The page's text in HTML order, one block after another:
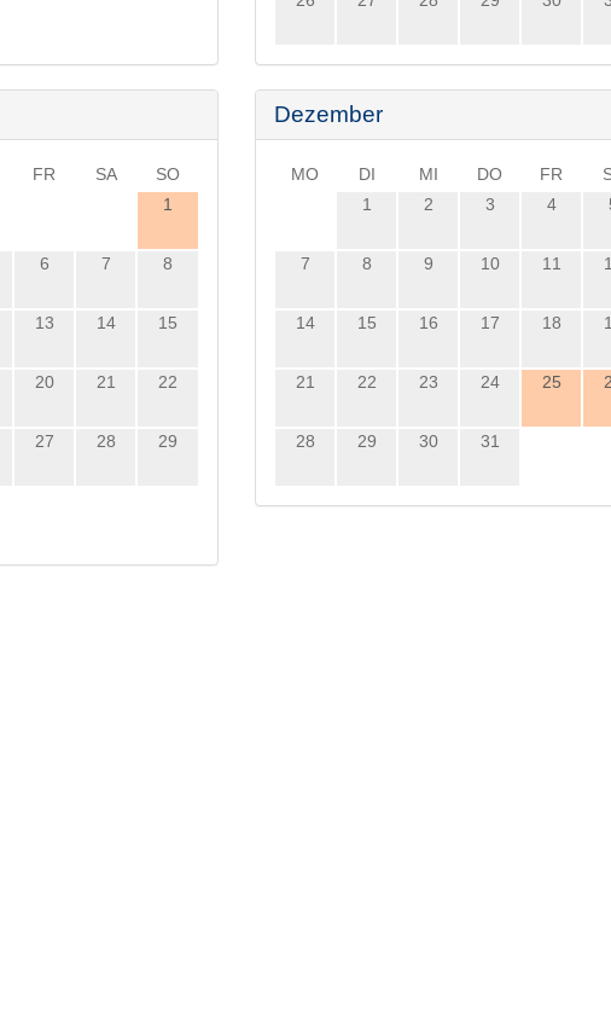
FR SA
SO
1
6 7 8
13 14 15
20 21 22
27 28 29
Dezember
MO DI MI DO FR
1
2 3 4
7 8 9 10 11
14 15 16 17 18
21 22 23 24 25
28 29 30 31